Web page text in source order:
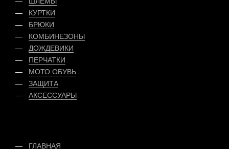
КУРТКИ
БРЮКИ
КОМБИНЕЗОНЫ
ДОЖДЕВИКИ
ПЕРЧАТКИ
МОТО ОБУВЬ
ЗАЩИТА
АКСЕССУАРЫ
ГЛАВНАЯ